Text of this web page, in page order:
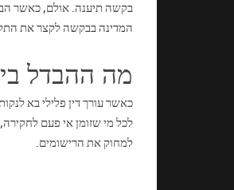
בקשה תיענה. אולם, כאשר
המדינה בבקשה לקצר את
מה ההבדל
למחוק את הרישומים.